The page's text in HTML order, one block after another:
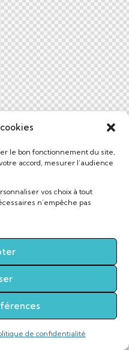
le bon fonctionnement du site,
accord, mesurer l’audience
vos choix à tout
n’empêche pas
de confidentialité